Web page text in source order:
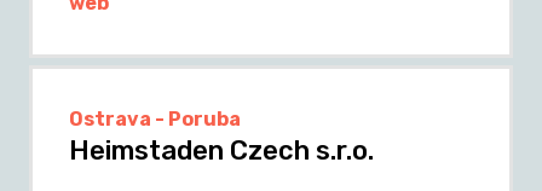
Ostrava - Poruba
Heimstaden Czech s.r.o.